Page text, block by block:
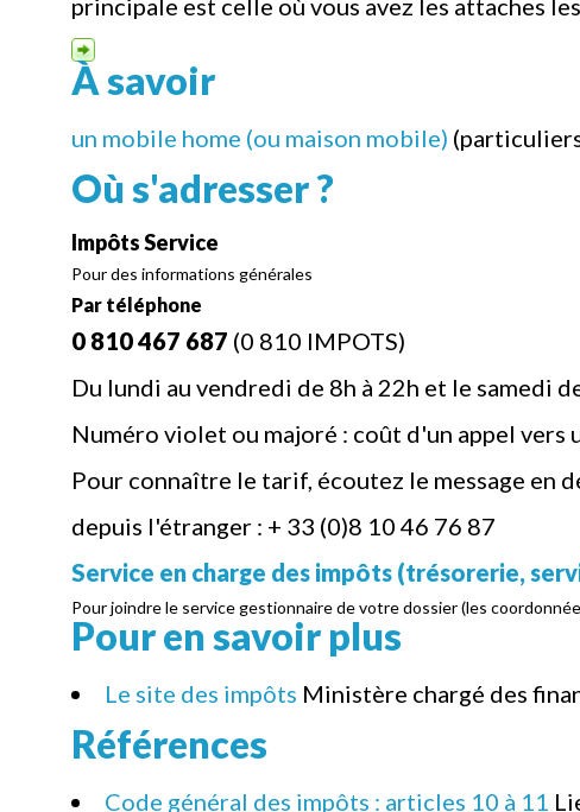
principale est celle où vous avez les attaches
À savoir
un mobile home (ou maison mobile)
Où s'adresser ?
Impôts Service
Pour des informations générales
Par téléphone
0 810 467 687 (0 810 IMPOTS)
Du lundi au vendredi de 8h à 22h et le samedi
Numéro violet ou majoré : coût d'un appel vers
Pour connaître le tarif, écoutez le message en
depuis l'étranger : + 33 (0)8 10 46 76 87
Service en charge des impôts (trésorerie,
Pour joindre le service gestionnaire de votre dossier (les
Pour en savoir plus
Le site des impôts Ministère chargé des
Références
Code général des impôts : articles 10 à 11